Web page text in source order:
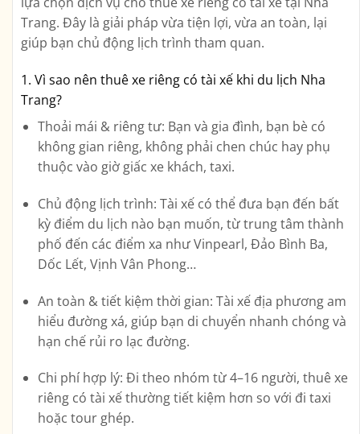
Trang. Đây là giải pháp vừa tiện lợi, vừa an toàn, lại
giúp bạn chủ động lịch trình tham quan.
1. Vì sao nên thuê xe riêng có tài xế khi du lịch Nha
Trang?
Thoải mái & riêng tư: Bạn và gia đình, bạn bè có
không gian riêng, không phải chen chúc hay phụ
thuộc vào giờ giấc xe khách, taxi.
Chủ động lịch trình: Tài xế có thể đưa bạn đến bất
kỳ điểm du lịch nào bạn muốn, từ trung tâm thành
phố đến các điểm xa như Vinpearl, Đảo Bình Ba,
Dốc Lết, Vịnh Vân Phong…
An toàn & tiết kiệm thời gian: Tài xế địa phương am
hiểu đường xá, giúp bạn di chuyển nhanh chóng và
hạn chế rủi ro lạc đường.
Chi phí hợp lý: Đi theo nhóm từ 4–16 người, thuê xe
riêng có tài xế thường tiết kiệm hơn so với đi taxi
hoặc tour ghép.